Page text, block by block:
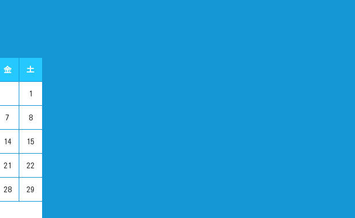
金 土
1
7 8
14 15
21 22
28 29